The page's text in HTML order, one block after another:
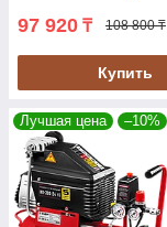
97 920 ₸ 108 800 ₸
Купить
Лучшая цена –10%